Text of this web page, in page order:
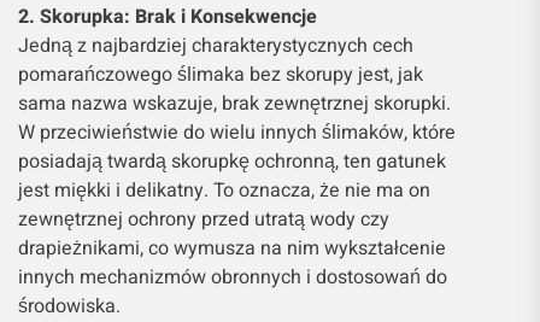
2. Skorupka: Brak i Konsekwencje
Jedną z najbardziej charakterystycznych cech
pomarańczowego ślimaka bez skorupy jest, jak
sama nazwa wskazuje, brak zewnętrznej skorupki.
W przeciwieństwie do wielu innych ślimaków, które
posiadają twardą skorupkę ochronną, ten gatunek
jest miękki i delikatny. To oznacza, że nie ma on
zewnętrznej ochrony przed utratą wody czy
drapieżnikami, co wymusza na nim wykształcenie
innych mechanizmów obronnych i dostosowań do
środowiska.